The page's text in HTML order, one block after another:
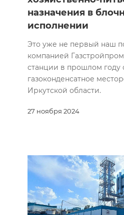
27 ноября 2024
назначения в
исполнении
Это уже не первый наш
компанией
станции в прошлом году
газоконденсатное
Иркутской области.